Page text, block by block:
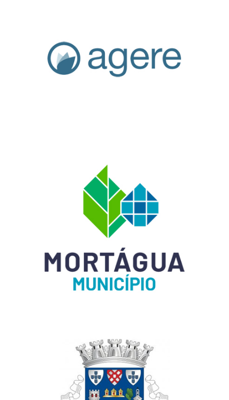
AGERE - EMPRESA DE ÁGUAS, EFLUENTES E
RESÍDUOS DE BRAGA, EM
CÂMARA MUNICIPAL DE MORTÁGUA
PORTUGAL